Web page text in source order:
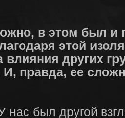
в этом был и
этой
других
правда, ее
нас был другой